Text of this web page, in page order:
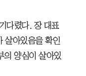
다렸다. 장 대표
살아있음을 확인
의 양심이 살아있